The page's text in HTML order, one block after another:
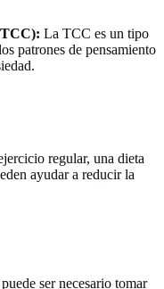
La TCC es un tipo
patrones de pensamiento
regular, una dieta
ayudar a reducir la
ser necesario tomar